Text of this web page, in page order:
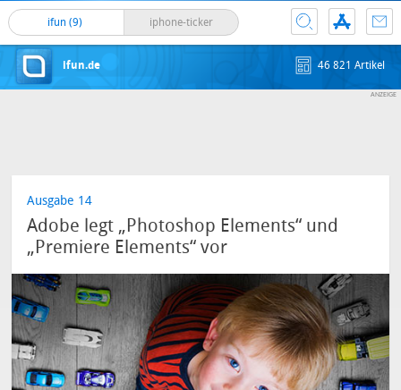
ifun (9) iphone-ticker
ifun.de 46 821 Artikel
Ausgabe 14
Adobe legt „Photoshop Elements“ und
„Premiere Elements“ vor